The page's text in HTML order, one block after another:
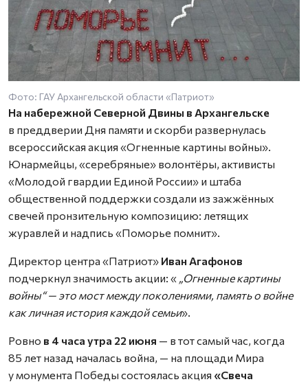
Фото: ГАУ Архангельской области «Патриот»
На набережной Северной Двины в Архангельске
в преддверии Дня памяти и скорби развернулась
всероссийская акция «Огненные картины войны».
Юнармейцы, «серебряные» волонтёры, активисты
«Молодой гвардии Единой России» и штаба
общественной поддержки создали из зажжённых
свечей пронзительную композицию: летящих
журавлей и надпись «Поморье помнит».
Директор центра «Патриот» Иван Агафонов
подчеркнул значимость акции: « „Огненные картины
войны“ — это мост между поколениями, память о войне
как личная история каждой семьи».
Ровно в 4 часа утра 22 июня — в тот самый час, когда
85 лет назад началась война, — на площади Мира
у монумента Победы состоялась акция «Свеча